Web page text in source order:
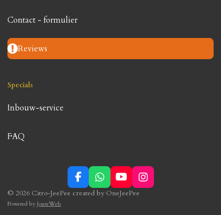
Contact - formulier
Reviews
Specials
Inbouw-service
FAQ
F
a
W
h
a
Y
o
I
n
© 2026 Citro-JeePee created by OneJeePee
Powered byJouwWeb